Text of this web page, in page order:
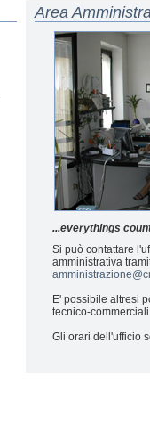
Area
...everythings
Si può contattare
amministrativa
E' possibile altresi
tecnico-
Gli orari dell'ufficio